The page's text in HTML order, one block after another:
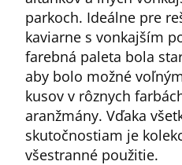
parkoch. Ideálne pre
kaviarne s vonkajším
farebná paleta bola
aby bolo možné
kusov v rôznych
aranžmány. Vďaka
skutočnostiam je
všestranné použitie.